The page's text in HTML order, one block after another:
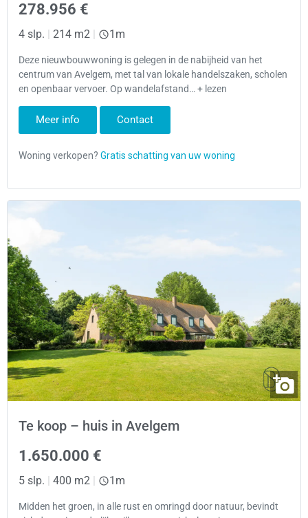
278.956 €
4 slp. 214 m2 1m
Deze nieuwbouwwoning is gelegen in de nabijheid van het
centrum van Avelgem, met tal van lokale handelszaken, scholen
en openbaar vervoer. Op wandelafstand… + lezen
Meer info Contact
Te koop – huis in Avelgem
1.650.000 €
5 slp. 400 m2 1m
Midden het groen, in alle rust en omringd door natuur, bevindt